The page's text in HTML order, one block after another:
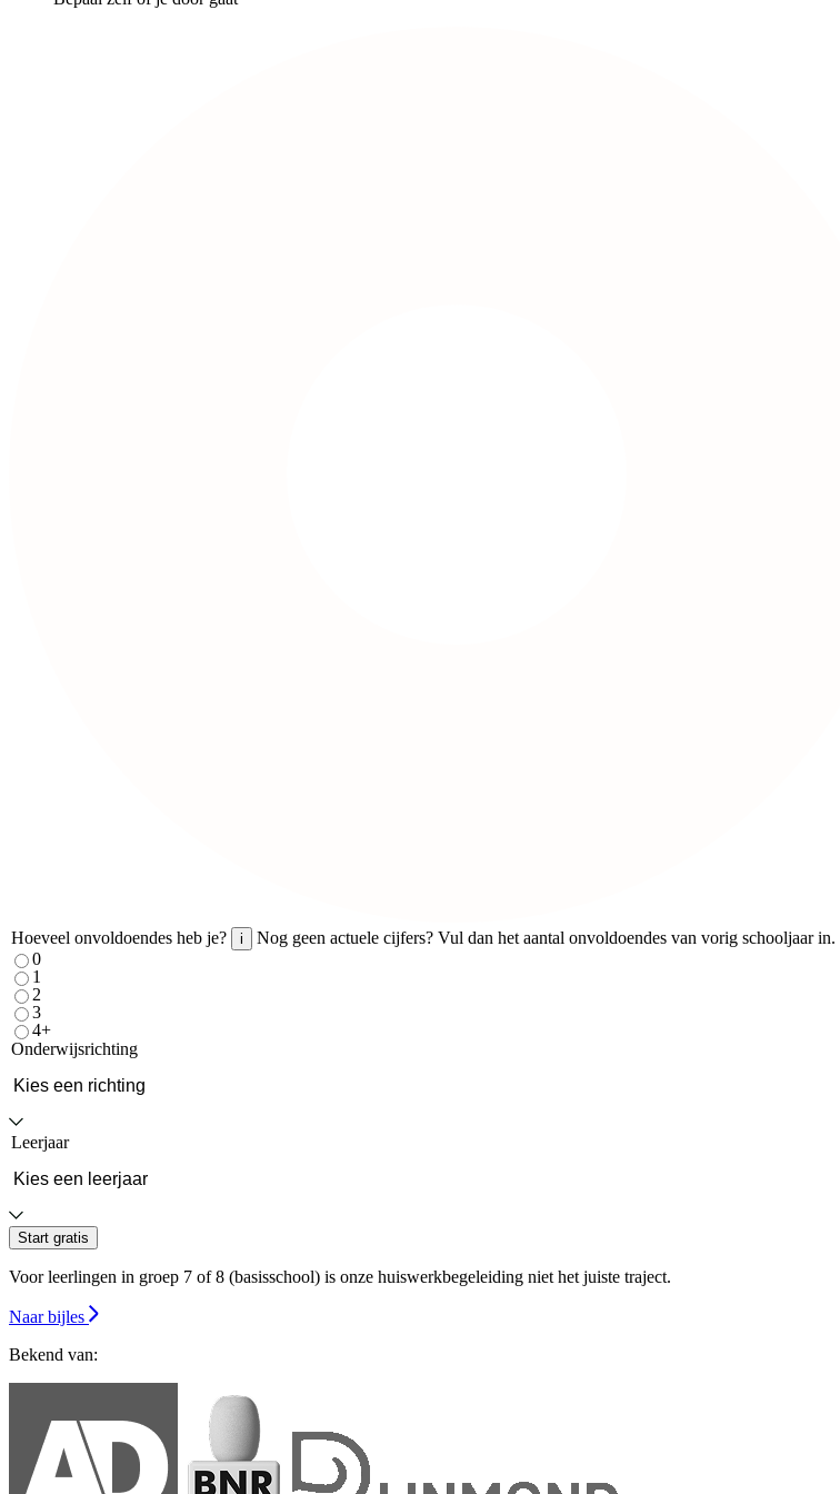
Hoeveel onvoldoendes heb je? i
Nog geen actuele cijfers? Vul dan het aantal onvoldoendes van vorig schooljaar in.
0
1
2
3
4+
Onderwijsrichting
Leerjaar
Start gratis
Voor leerlingen in groep 7 of 8 (basisschool) is onze huiswerkbegeleiding niet het juiste traject.
Naar bijles
Bekend van: